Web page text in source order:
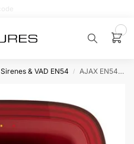
Sirenes & VAD EN54 / AJAX EN54 FireProtect (Sounder/VAD) rood